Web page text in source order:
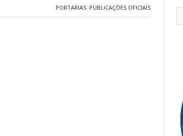
PORTARIAS, PUBLICAÇÕES OFICIAIS